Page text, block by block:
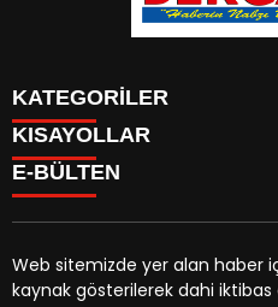
KATEGORİLER
CANLI YAYIN
BURÇLAR
CANLI SONUÇLAR
HAVA DURUMU
KISAYOLLAR
Menü seçimi yapın. WP-
sayfasından menü eşleştirmesi
E-BÜLTEN
gazetebergama.com.tre-
Web sitemizde yer alan haber
kaynak gösterilerek dahi iktibas